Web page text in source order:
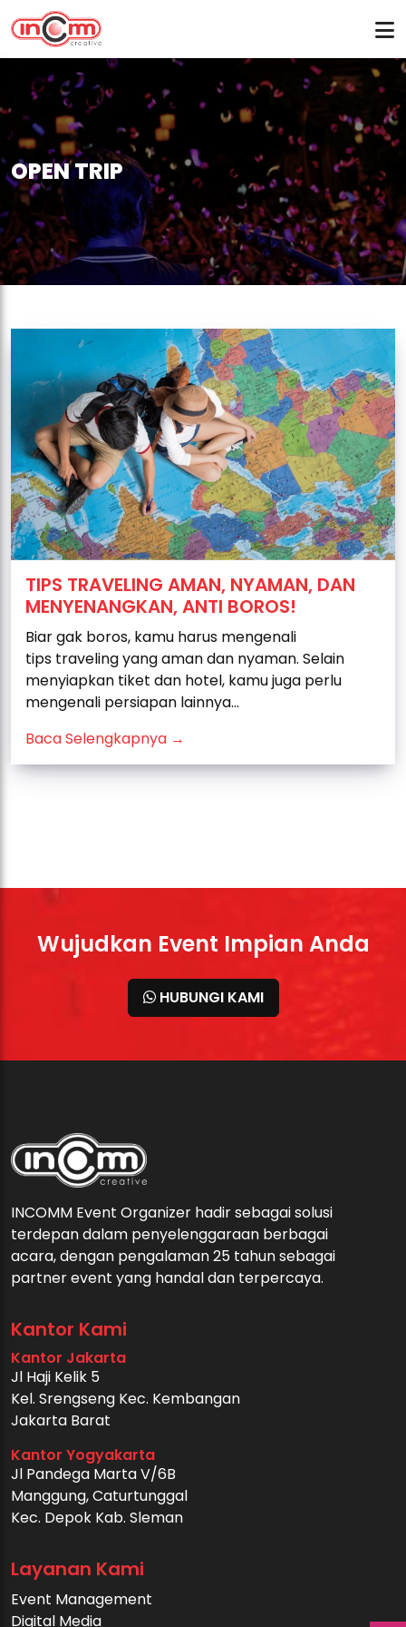
OPEN TRIP
TIPS TRAVELING AMAN, NYAMAN, DAN
MENYENANGKAN, ANTI BOROS!
Biar gak boros, kamu harus mengenali
tips traveling yang aman dan nyaman. Selain
menyiapkan tiket dan hotel, kamu juga perlu
mengenali persiapan lainnya...
Baca Selengkapnya →
Wujudkan Event Impian Anda
HUBUNGI KAMI
INCOMM Event Organizer hadir sebagai solusi
terdepan dalam penyelenggaraan berbagai
acara, dengan pengalaman 25 tahun sebagai
partner event yang handal dan terpercaya.
Kantor Kami
Kantor Jakarta
Jl Haji Kelik 5
Kel. Srengseng Kec. Kembangan
Jakarta Barat
Kantor Yogyakarta
Jl Pandega Marta V/6B
Manggung, Caturtunggal
Kec. Depok Kab. Sleman
Layanan Kami
Event Management
Digital Media